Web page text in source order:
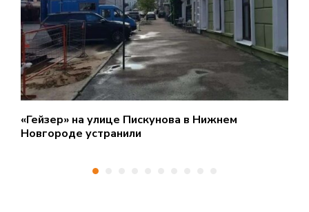
«Гейзер» на улице Пискунова в Нижнем
Новгороде устранили